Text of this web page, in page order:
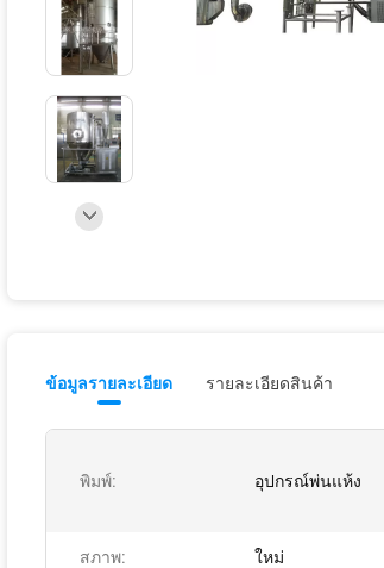
ข้อมูลรายละเอียด รายละเอียดสินค้า
พิมพ์: อุปกรณ์พ่นแห้ง
สภาพ: ใหม่